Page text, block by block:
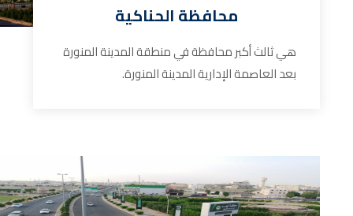
محافظة الحناكية
هي ثالث أكبر محافظة في منطقة المدينة المنورة
بعد العاصمة الإدارية المدينة المنورة.